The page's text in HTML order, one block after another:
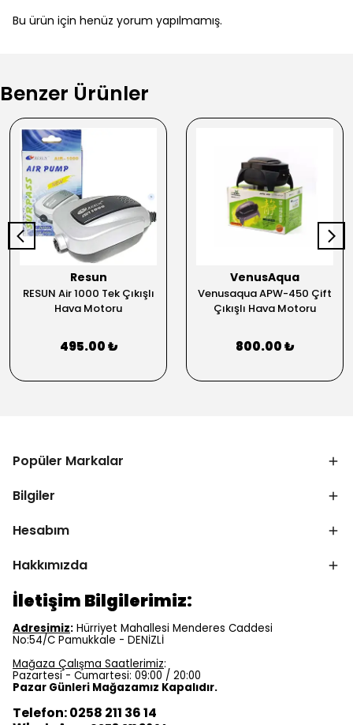
Bu ürün için henüz yorum yapılmamış.
Benzer Ürünler
Resun
RESUN Air 1000 Tek Çıkışlı
Hava Motoru
495.00 ₺
VenusAqua
Venusaqua APW-450 Çift
Çıkışlı Hava Motoru
800.00 ₺
Popüler Markalar
Bilgiler
Hesabım
Hakkımızda
İletişim Bilgilerimiz:
Adresimiz: Hürriyet Mahallesi Menderes Caddesi
No:54/C Pamukkale - DENİZLİ
Mağaza Çalışma Saatlerimiz:
Pazartesi - Cumartesi: 09:00 / 20:00
Pazar Günleri Mağazamız Kapalıdır.
Telefon: 0258 211 36 14